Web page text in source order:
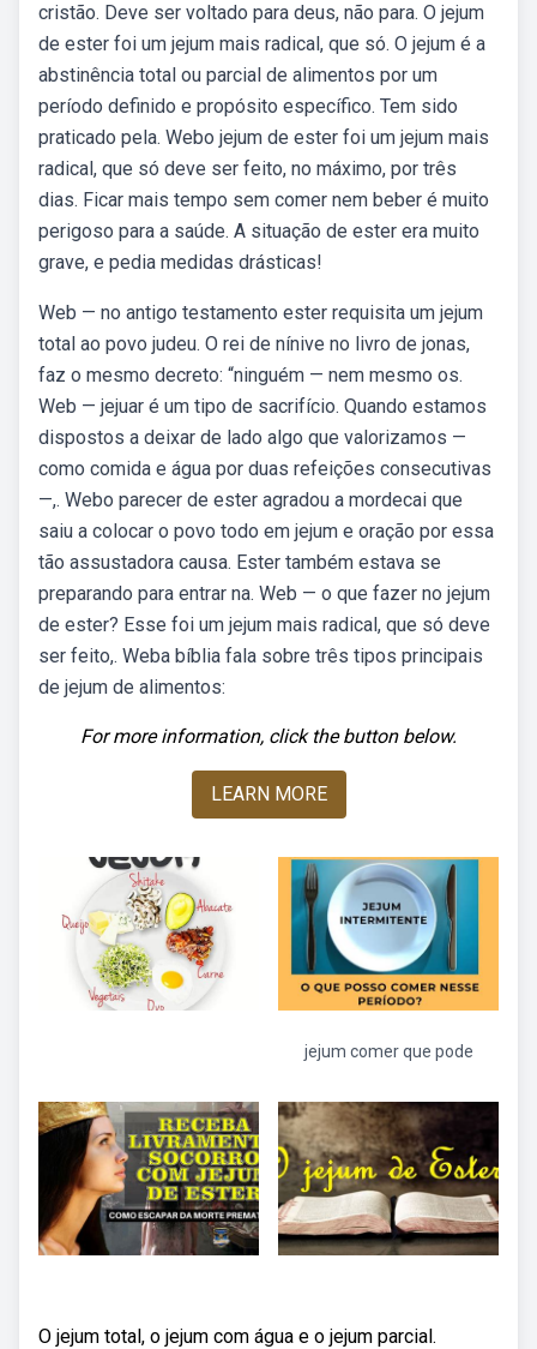
cristão. Deve ser voltado para deus, não para. O jejum
de ester foi um jejum mais radical, que só. O jejum é a
abstinência total ou parcial de alimentos por um
período definido e propósito específico. Tem sido
praticado pela. Webo jejum de ester foi um jejum mais
radical, que só deve ser feito, no máximo, por três
dias. Ficar mais tempo sem comer nem beber é muito
perigoso para a saúde. A situação de ester era muito
grave, e pedia medidas drásticas!
Web — no antigo testamento ester requisita um jejum
total ao povo judeu. O rei de nínive no livro de jonas,
faz o mesmo decreto: “ninguém — nem mesmo os.
Web — jejuar é um tipo de sacrifício. Quando estamos
dispostos a deixar de lado algo que valorizamos —
como comida e água por duas refeições consecutivas
—,. Webo parecer de ester agradou a mordecai que
saiu a colocar o povo todo em jejum e oração por essa
tão assustadora causa. Ester também estava se
preparando para entrar na. Web — o que fazer no jejum
de ester? Esse foi um jejum mais radical, que só deve
ser feito,. Weba bíblia fala sobre três tipos principais
de jejum de alimentos:
For more information, click the button below.
LEARN MORE
jejum comer que pode
O jejum total, o jejum com água e o jejum parcial.